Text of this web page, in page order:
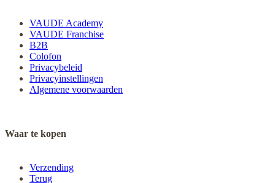
VAUDE Academy
VAUDE Franchise
B2B
Colofon
Privacybeleid
Privacyinstellingen
Algemene voorwaarden
Waar te kopen
Verzending
Terug